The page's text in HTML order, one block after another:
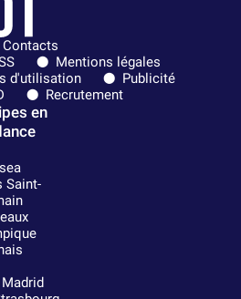
Contacts
Mentions légales
d'utilisation
Publicité
Recrutement
en
Saint-